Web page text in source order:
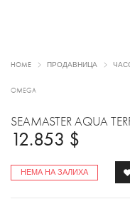
HOME ПРОДАВНИЦА
OMEGA
SEAMASTER AQUA
12.853 $
НЕМА НА ЗАЛИХА